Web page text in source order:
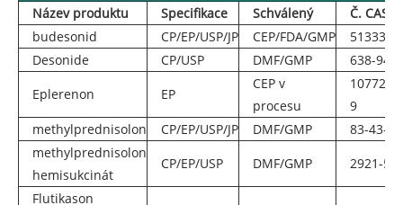
Název produktu Specifikace Schválený
Č. CAS
budesonid
CP/EP/USP/JP CEP/FDA/GMP
51333-
Desonide
CP/USP DMF/GMP
638-94-8
Eplerenon
EP
CEP v
procesu
107724-
9
methylprednisolon
CP/EP/USP/JP DMF/GMP
83-43-2
methylprednisolon
hemisukcinát
CP/EP/USP DMF/GMP 2921-
Flutikason